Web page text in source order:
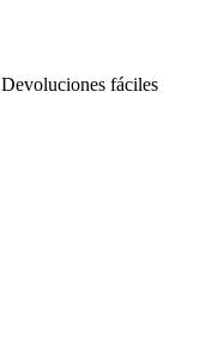
Devoluciones fáciles